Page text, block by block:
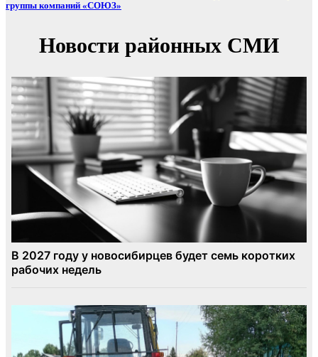
группы компаний «СОЮЗ»